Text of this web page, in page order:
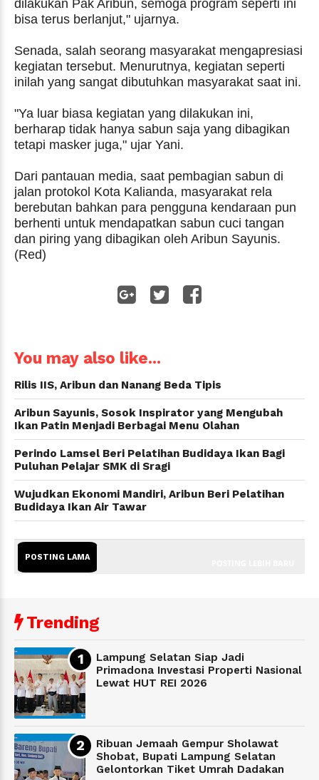
dilakukan Pak Aribun, semoga program seperti ini
bisa terus berlanjut," ujarnya.
Senada, salah seorang masyarakat mengapresiasi
kegiatan tersebut. Menurutnya, kegiatan seperti
inilah yang sangat dibutuhkan masyarakat saat ini.
"Ya luar biasa kegiatan yang dilakukan ini,
berharap tidak hanya sabun saja yang dibagikan
tetapi masker juga," ujar Yani.
Dari pantauan media, saat pembagian sabun di
jalan protokol Kota Kalianda, masyarakat rela
berebutan bahkan para pengguna kendaraan pun
berhenti untuk mendapatkan sabun cuci tangan
dan piring yang dibagikan oleh Aribun Sayunis.
(Red)
You may also like...
Rilis IIS, Aribun dan Nanang Beda Tipis
Aribun Sayunis, Sosok Inspirator yang Mengubah
Ikan Patin Menjadi Berbagai Menu Olahan
Perindo Lamsel Beri Pelatihan Budidaya Ikan Bagi
Puluhan Pelajar SMK di Sragi
Wujudkan Ekonomi Mandiri, Aribun Beri Pelatihan
Budidaya Ikan Air Tawar
POSTING LAMA
Trending
Lampung Selatan Siap Jadi
Primadona Investasi Properti Nasional
Lewat HUT REI 2026
Ribuan Jemaah Gempur Sholawat
Shobat, Bupati Lampung Selatan
Gelontorkan Tiket Umrah Dadakan